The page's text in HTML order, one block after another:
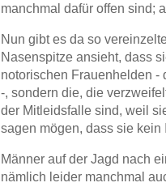
manchmal dafür offen sind;
Nun gibt es da so
Nasenspitze ansieht, dass
notorischen Frauenhelden -
-, sondern die, die
der Mitleidsfalle sind, weil
sagen mögen, dass sie kein
Männer auf der Jagd nach
nämlich leider manchmal